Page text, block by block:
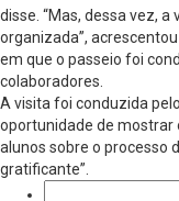
disse. “Mas, dessa vez,
organizada”,
em que o passeio foi
colaboradores.
A visita foi conduzida
oportunidade de mostrar
alunos sobre o processo
gratificante”.